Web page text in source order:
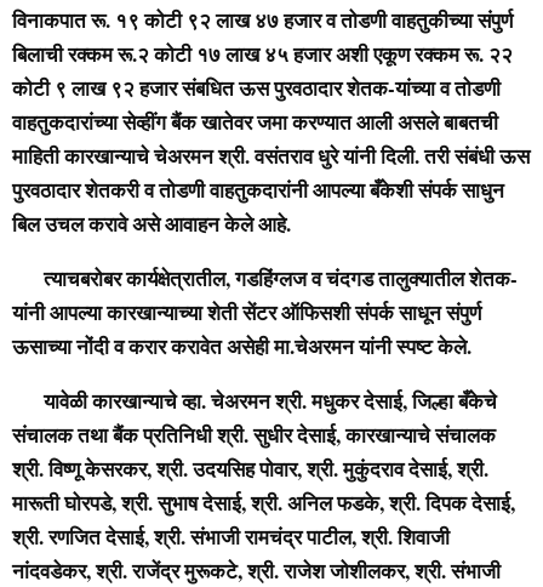
विनाकपात रू. १९ कोटी ९२ लाख ४७ हजार व तोडणी वाहतुकीच्या संपुर्ण
बिलाची रक्कम रू.२ कोटी १७ लाख ४५ हजार अशी एकूण रक्कम रू. २२
कोटी ९ लाख ९२ हजार संबधित ऊस पुरवठादार शेतक-यांच्या व तोडणी
वाहतुकदारांच्या सेव्हींग बैंक खातेवर जमा करण्यात आली असले बाबतची
माहिती कारखान्याचे चेअरमन श्री. वसंतराव धुरे यांनी दिली. तरी संबंधी ऊस
पुरवठादार शेतकरी व तोडणी वाहतुकदारांनी आपल्या बँकेशी संपर्क साधुन
बिल उचल करावे असे आवाहन केले आहे.
त्याचबरोबर कार्यक्षेत्रातील, गडहिंग्लज व चंदगड तालुक्यातील शेतक-
यांनी आपल्या कारखान्याच्या शेती सेंटर ऑफिसशी संपर्क साधून संपुर्ण
ऊसाच्या नोंदी व करार करावेत असेही मा.चेअरमन यांनी स्पष्ट केले.
यावेळी कारखान्याचे व्हा. चेअरमन श्री. मधुकर देसाई, जिल्हा बँकेचे
संचालक तथा बैंक प्रतिनिधी श्री. सुधीर देसाई, कारखान्याचे संचालक
श्री. विष्णू केसरकर, श्री. उदयसिह पोवार, श्री. मुकुंदराव देसाई, श्री.
मारूती घोरपडे, श्री. सुभाष देसाई, श्री. अनिल फडके, श्री. दिपक देसाई,
श्री. रणजित देसाई, श्री. संभाजी रामचंद्र पाटील, श्री. शिवाजी
नांदवडेकर, श्री. राजेंद्र मुरूकटे, श्री. राजेश जोशीलकर, श्री. संभाजी